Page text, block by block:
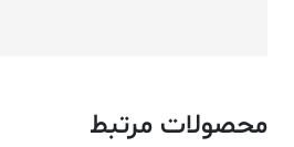
محصولات مرتبط